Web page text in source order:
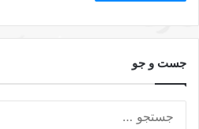
جست و جو